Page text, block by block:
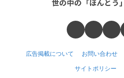
広告掲載について お問い合わせ
サイトポリシー